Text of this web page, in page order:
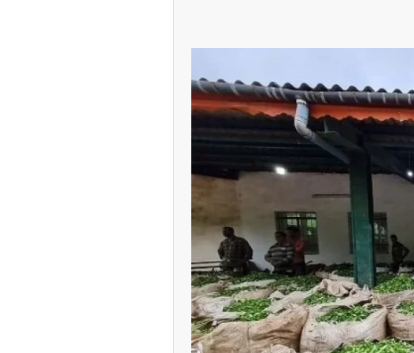
مردود محسن پاک‌ نژاد؛ از افت شدید
ارزی تا بازی با عزل و نصب‌ها
خودرو گران‌تر شد/ جهش گواهی